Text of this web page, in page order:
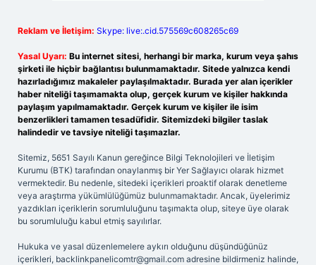
Reklam ve İletişim: Skype: live:.cid.575569c608265c69
Yasal Uyarı: Bu internet sitesi, herhangi bir marka, kurum veya şahıs
şirketi ile hiçbir bağlantısı bulunmamaktadır. Sitede yalnızca kendi
hazırladığımız makaleler paylaşılmaktadır. Burada yer alan içerikler
haber niteliği taşımamakta olup, gerçek kurum ve kişiler hakkında
paylaşım yapılmamaktadır. Gerçek kurum ve kişiler ile isim
benzerlikleri tamamen tesadüfidir. Sitemizdeki bilgiler taslak
halindedir ve tavsiye niteliği taşımazlar.
Sitemiz, 5651 Sayılı Kanun gereğince Bilgi Teknolojileri ve İletişim
Kurumu (BTK) tarafından onaylanmış bir Yer Sağlayıcı olarak hizmet
vermektedir. Bu nedenle, sitedeki içerikleri proaktif olarak denetleme
veya araştırma yükümlülüğümüz bulunmamaktadır. Ancak, üyelerimiz
yazdıkları içeriklerin sorumluluğunu taşımakta olup, siteye üye olarak
bu sorumluluğu kabul etmiş sayılırlar.
Hukuka ve yasal düzenlemelere aykırı olduğunu düşündüğünüz
içerikleri, backlinkpanelicomtr@gmail.com adresine bildirmeniz halinde,